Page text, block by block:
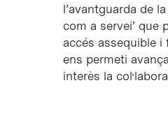
l’avantguarda de
com a servei’
accés assequible i
ens permeti
interès la